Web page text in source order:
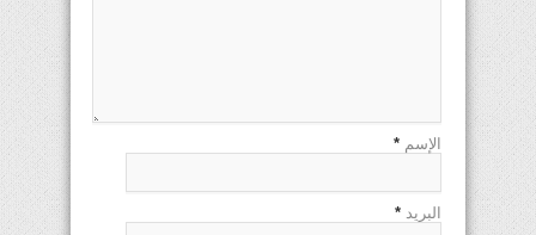
الإسم *
البريد *